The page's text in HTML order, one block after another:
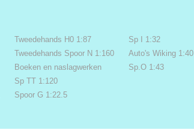
Tweedehands H0 1:87
Tweedehands Spoor N 1:160
Boeken en naslagwerken
Sp TT 1:120
Spoor G 1:22.5
Sp I 1:32
Auto's Wiking 1:40
Sp.O 1:43